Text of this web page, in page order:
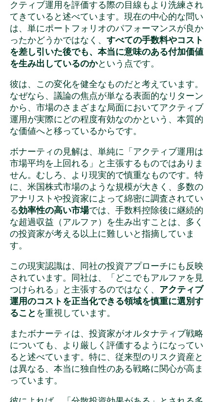
クティブ運用を評価する際の目線もより洗練され
てきていると述べています。現在の中心的な問い
は、単にポートフォリオのパフォーマンスが良か
ったかどうかではなく、 すべての手数料やコスト
を差し引いた後でも、本当に意味のある付加価値
を生み出しているのかという点です。
彼は、この変化を健全なものだと考えています。
なぜなら、議論の焦点が単なる表面的なリターン
から、市場のさまざまな局面においてアクティブ
運用が実際にどの程度有効なのかという、本質的
な価値へと移っているからです。
ボナーティの見解は、単純に「アクティブ運用は
市場平均を上回れる」と主張するものではありま
せん。むしろ、より現実的で慎重なものです。特
に、米国株式市場のような規模が大きく、多数の
アナリストや投資家によって綿密に調査されてい
る効率性の高い市場では、手数料控除後に継続的
な超過収益（アルファ）を生み出すことは、多く
の投資家が考える以上に難しいと指摘していま
す。
この現実認識は、同社の投資アプローチにも反映
されています。同社は、「どこでもアルファを見
つけられる」と主張するのではなく、 アクティブ
運用のコストを正当化できる領域を慎重に選別す
ること を重視しています。
またボナーティは、投資家がオルタナティブ戦略
についても、より厳しく評価するようになってい
ると述べています。特に、従来型のリスク資産と
は異なる、本当に独自性のある戦略に関心が高ま
っています。